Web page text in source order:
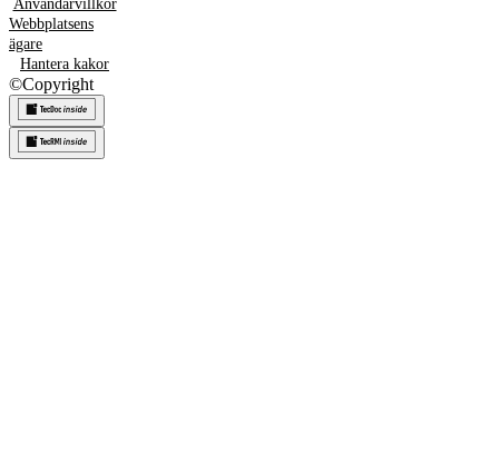
Användarvillkor
Webbplatsens
ägare
Hantera kakor
©Copyright